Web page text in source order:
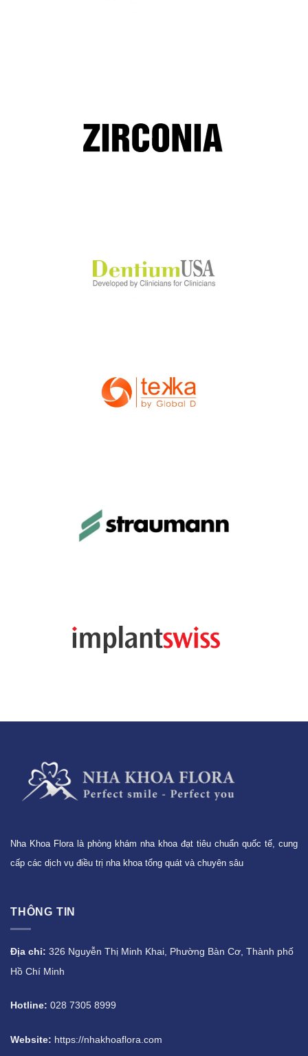
Nha Khoa Flora là phòng khám nha khoa đạt tiêu chuẩn quốc tế, cung
cấp các dịch vụ điều trị nha khoa tổng quát và chuyên sâu
THÔNG TIN
Địa chỉ: 326 Nguyễn Thị Minh Khai, Phường Bàn Cơ, Thành phố
Hồ Chí Minh
Hotline: 028 7305 8999
Website: https://nhakhoaflora.com